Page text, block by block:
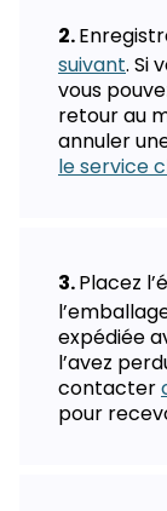
suivant. Si
vous
retour au
annuler
le service
Placez
expédiée
l’avez
contacter
pour